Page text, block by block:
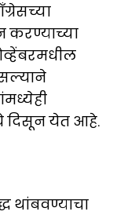
करण्याच्या
दिसून येत आहे.
थांबवण्याचा